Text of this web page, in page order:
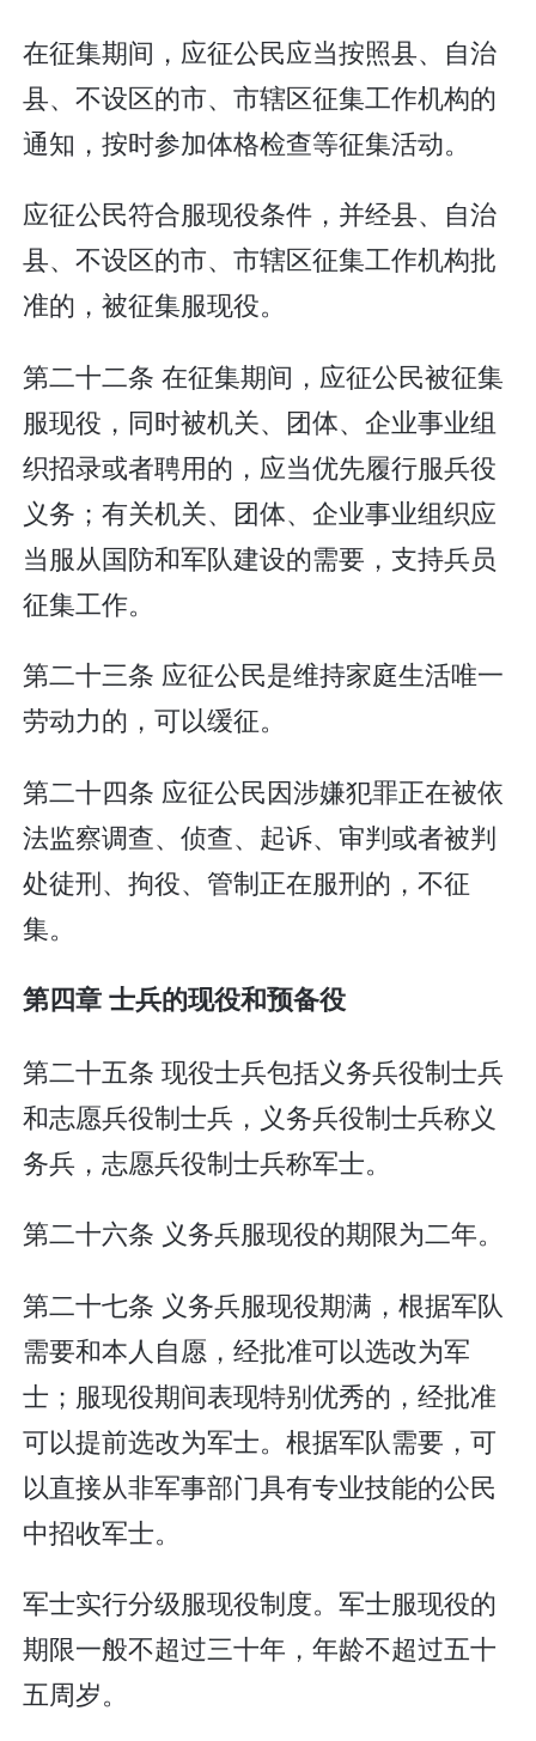
在征集期间，应征公民应当按照县、自治
县、不设区的市、市辖区征集工作机构的
通知，按时参加体格检查等征集活动。
应征公民符合服现役条件，并经县、自治
县、不设区的市、市辖区征集工作机构批
准的，被征集服现役。
第二十二条 在征集期间，应征公民被征集
服现役，同时被机关、团体、企业事业组
织招录或者聘用的，应当优先履行服兵役
义务；有关机关、团体、企业事业组织应
当服从国防和军队建设的需要，支持兵员
征集工作。
第二十三条 应征公民是维持家庭生活唯一
劳动力的，可以缓征。
第二十四条 应征公民因涉嫌犯罪正在被依
法监察调查、侦查、起诉、审判或者被判
处徒刑、拘役、管制正在服刑的，不征
集。
第四章 士兵的现役和预备役
第二十五条 现役士兵包括义务兵役制士兵
和志愿兵役制士兵，义务兵役制士兵称义
务兵，志愿兵役制士兵称军士。
第二十六条 义务兵服现役的期限为二年。
第二十七条 义务兵服现役期满，根据军队
需要和本人自愿，经批准可以选改为军
士；服现役期间表现特别优秀的，经批准
可以提前选改为军士。根据军队需要，可
以直接从非军事部门具有专业技能的公民
中招收军士。
军士实行分级服现役制度。军士服现役的
期限一般不超过三十年，年龄不超过五十
五周岁。